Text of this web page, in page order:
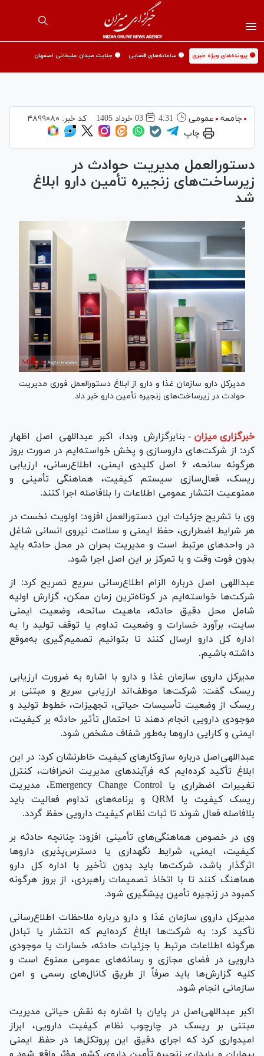
🟡 پرونده‌های ویژه خبری 🟡 سامانه‌های قضایی 🟡 جنایت میدان علیخانی اصفهان
جامعه عمومی 4:31 03 خرداد 1405 کد خبر: ۴۸۹۹۰۸۰
چاپ
دستورالعمل مدیریت حوادث در
زیرساخت‌های زنجیره تأمین دارو ابلاغ
شد
مدیرکل دارو سازمان غذا و دارو از ابلاغ دستورالعمل فوری مدیریت
حوادث در زیرساخت‌های زنجیره تأمین دارو خبر داد.
خبرگزاری میزان - بنابرگزارش وبدا، اکبر عبداللهی اصل اظهار
کرد: از شرکت‌های داروسازی و پخش خواسته‌ایم در صورت بروز
هرگونه سانحه، ۶ اصل کلیدی ایمنی، اطلاع‌رسانی، ارزیابی
ریسک، فعال‌سازی سیستم کیفیت، هماهنگی تأمینی و
ممنوعیت انتشار عمومی اطلاعات را بلافاصله اجرا کنند.
وی با تشریح جزئیات این دستورالعمل افزود: اولویت نخست در
هر شرایط اضطراری، حفظ ایمنی و سلامت نیروی انسانی شاغل
در واحد‌های مرتبط است و مدیریت بحران در محل حادثه باید
بدون فوت وقت و با تمرکز بر این اصل اجرا شود.
عبداللهی اصل درباره الزام اطلاع‌رسانی سریع تصریح کرد: از
شرکت‌ها خواسته‌ایم در کوتاه‌ترین زمان ممکن، گزارش اولیه
شامل محل دقیق حادثه، ماهیت سانحه، وضعیت ایمنی
سایت، برآورد خسارات و وضعیت تداوم یا توقف تولید را به
اداره کل دارو ارسال کنند تا بتوانیم تصمیم‌گیری به‌موقع
داشته باشیم.
مدیرکل داروی سازمان غذا و دارو با اشاره به ضرورت ارزیابی
ریسک گفت: شرکت‌ها موظف‌اند ارزیابی سریع و مبتنی بر
ریسک از وضعیت تأسیسات حیاتی، تجهیزات، خطوط تولید و
موجودی دارویی انجام دهند تا احتمال تأثیر حادثه بر کیفیت،
ایمنی و کارایی دارو‌ها به‌طور شفاف مشخص شود.
عبداللهی‌اصل درباره سازوکار‌های کیفیت خاطرنشان کرد: در این
ابلاغ تأکید کرده‌ایم که فرآیند‌های مدیریت انحرافات، کنترل
تغییرات اضطراری یا Emergency Change Control، مدیریت
ریسک کیفیت یا QRM و برنامه‌های تداوم فعالیت باید
بلافاصله فعال شوند تا ثبات نظام کیفیت دارویی حفظ گردد.
وی در خصوص هماهنگی‌های تأمینی افزود: چنانچه حادثه بر
کیفیت، ایمنی، شرایط نگهداری یا دسترس‌پذیری دارو‌ها
اثرگذار باشد، شرکت‌ها باید بدون تأخیر با اداره کل دارو
هماهنگ کنند تا با اتخاذ تصمیمات راهبردی، از بروز هرگونه
کمبود در زنجیره تأمین پیشگیری شود.
مدیرکل داروی سازمان غذا و دارو درباره ملاحظات اطلاع‌رسانی
تأکید کرد: به شرکت‌ها ابلاغ کرده‌ایم که انتشار یا تبادل
هرگونه اطلاعات مرتبط با جزئیات حادثه، خسارات یا موجودی
دارویی در فضای مجازی و رسانه‌های عمومی ممنوع است و
کلیه گزارش‌ها باید صرفاً از طریق کانال‌های رسمی و امن
سازمانی انجام شود.
اکبر عبداللهی‌اصل در پایان با اشاره به نقش حیاتی مدیریت
مبتنی بر ریسک در چارچوب نظام کیفیت دارویی، ابراز
امیدواری کرد که اجرای دقیق این پروتکل‌ها در حفظ ایمنی